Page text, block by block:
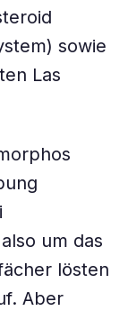
sowie
Las
um das
lösten
Aber